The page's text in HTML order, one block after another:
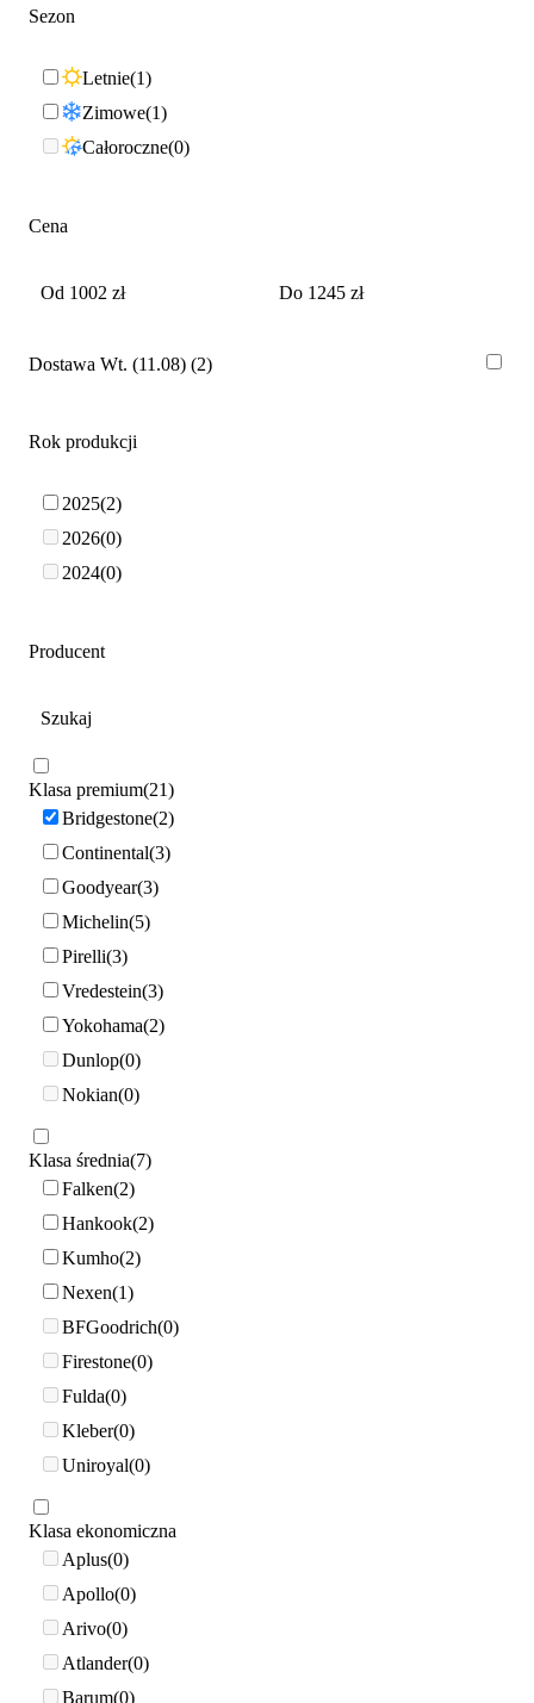
Sezon
Letnie 1
Zimowe 1
Całoroczne 0
Cena
Dostawa Wt. (11.08) 2
Rok produkcji
2025 2
2026 0
2024 0
Producent
Klasa premium 21
Bridgestone 2
Continental 3
Goodyear 3
Michelin 5
Pirelli 3
Vredestein 3
Yokohama 2
Dunlop 0
Nokian 0
Klasa średnia 7
Falken 2
Hankook 2
Kumho 2
Nexen 1
BFGoodrich 0
Firestone 0
Fulda 0
Kleber 0
Uniroyal 0
Klasa ekonomiczna
Aplus 0
Apollo 0
Arivo 0
Atlander 0
Barum 0